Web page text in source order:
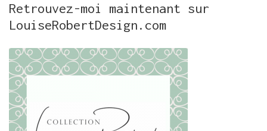
Retrouvez-moi maintenant sur
LouiseRobertDesign.com